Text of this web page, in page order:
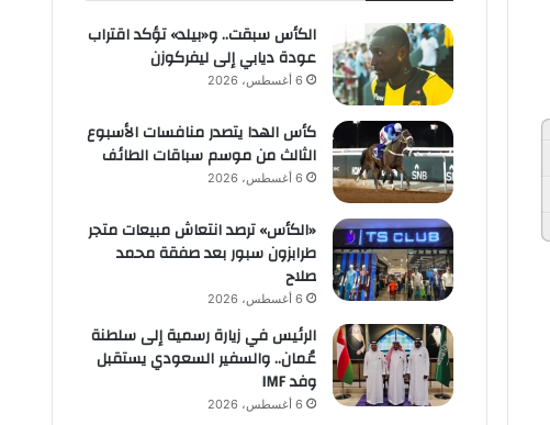
الكأس سبقت.. و«بيلد» تؤكد اقتراب
عودة ديابي إلى ليفركوزن
6 أغسطس، 2026
كأس الهدا يتصدر منافسات الأسبوع
الثالث من موسم سباقات الطائف
6 أغسطس، 2026
«الكأس» ترصد انتعاش مبيعات متجر
طرابزون سبور بعد صفقة محمد
صلاح
6 أغسطس، 2026
الرئيس في زيارة رسمية إلى سلطنة
عُمان.. والسفير السعودي يستقبل
وفد IMF
6 أغسطس، 2026